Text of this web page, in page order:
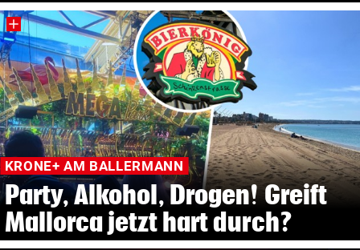
KRONE+ AM BALLERMANN
Party, Alkohol, Drogen! Greift
Mallorca jetzt hart durch?